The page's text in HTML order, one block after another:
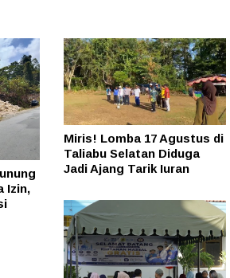
Izin,
Miris! Lomba 17 Agustus di
Taliabu Selatan Diduga
Jadi Ajang Tarik Iuran